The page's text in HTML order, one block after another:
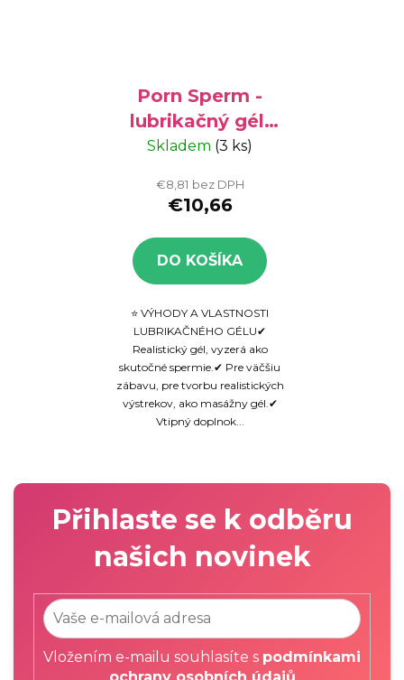
Porn Sperm -
lubrikačný gél,
250 ml
Skladem (3 ks)
€8,81 bez DPH
€10,66
DO KOŠÍKA
⭐ VÝHODY A VLASTNOSTI
LUBRIKAČNÉHO GÉLU✔
Realistický gél, vyzerá ako
skutočné spermie.✔ Pre väčšiu
zábavu, pre tvorbu realistických
výstrekov, ako masážny gél.✔
Vtipný doplnok...
Přihlaste se k odběru
našich novinek
Vložením e-mailu souhlasíte s podmínkami